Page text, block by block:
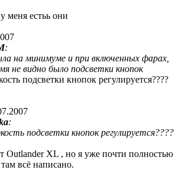
меня естьь они
:
на минимуме и при включенных фарах,
не видно было подсветки кнопок
подсветки кнопок регулируется????
:
подсветки кнопок регулируется????
Outlander XL , но я уже почти полностью
всё написано.